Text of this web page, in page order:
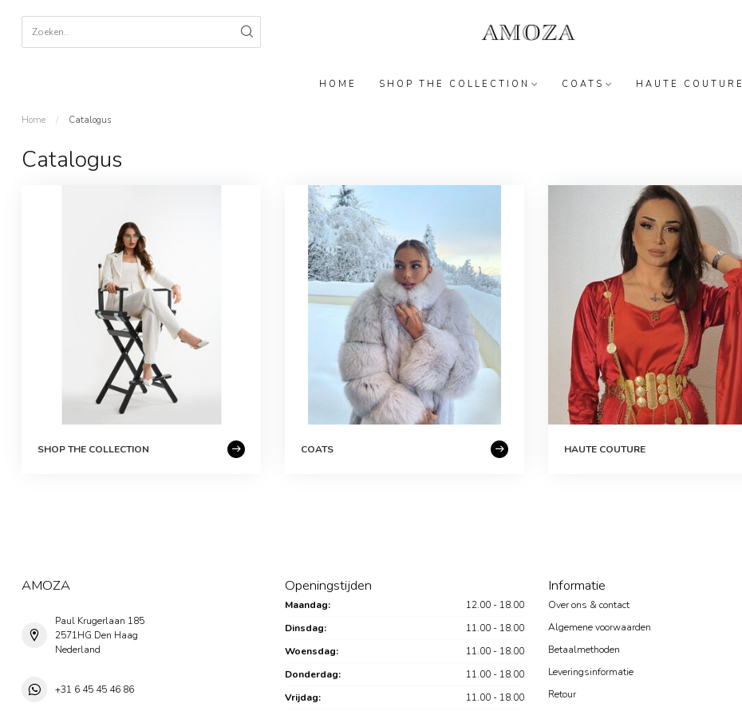
HOME SHOP THE COLLECTION COATS HAUTE COUTURE
Home / Catalogus
Catalogus
SHOP THE COLLECTION COATS HAUTE COUTURE
AMOZA
Paul Krugerlaan 185
2571HG Den Haag
Nederland
+31 6 45 45 46 86
Openingstijden
Maandag:
12.00 - 18.00
Dinsdag:
11.00 - 18.00
Woensdag:
11.00 - 18.00
Donderdag:
11.00 - 18.00
Vrijdag:
11.00 - 18.00
Informatie
Over ons & contact
Algemene voorwaarden
Betaalmethoden
Leveringsinformatie
Retour